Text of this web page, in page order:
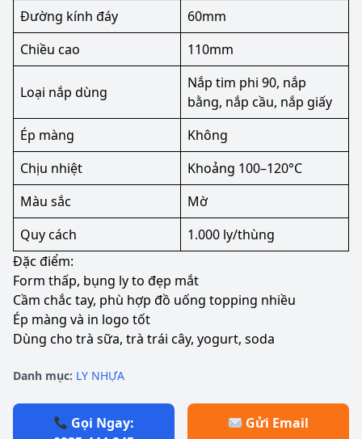
Đường kính đáy
60mm
Chiều cao
110mm
Loại nắp dùng
Nắp tim phi 90, nắp
bằng, nắp cầu, nắp giấy
Ép màng
Không
Chịu nhiệt
Khoảng 100–120°C
Màu sắc
Mờ
Quy cách
1.000 ly/thùng
Đặc điểm:
Form thấp, bụng ly to đẹp mắt
Cầm chắc tay, phù hợp đồ uống topping nhiều
Ép màng và in logo tốt
Dùng cho trà sữa, trà trái cây, yogurt, soda
Danh mục: LY NHỰA
Gọi Ngay:
Gửi Email